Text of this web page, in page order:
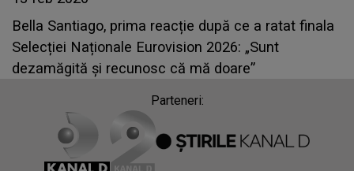
Bella Santiago, prima reacție după ce a ratat finala
Selecției Naționale Eurovision 2026: „Sunt
dezamăgită și recunosc că mă doare”
Parteneri: